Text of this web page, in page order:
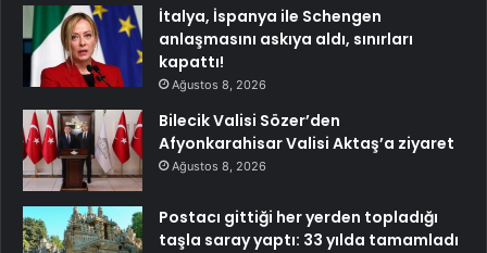
İtalya, İspanya ile Schengen
anlaşmasını askıya aldı, sınırları
kapattı!
Ağustos 8, 2026
Bilecik Valisi Sözer’den
Afyonkarahisar Valisi Aktaş’a ziyaret
Ağustos 8, 2026
Postacı gittiği her yerden topladığı
taşla saray yaptı: 33 yılda tamamladı